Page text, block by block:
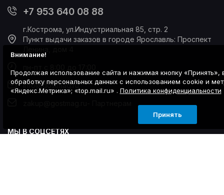
+7 953 640 08 88
г.Кострома, ул.Индустриальная 85, стр. 2
Пункт выдачи заказов в городе Ярославль: Проспект
info@gostmag.ru
МЫ В СОЦСЕТЯХ
Внимание!
Продолжая использование сайта и нажимая кнопку «Принять»,
обработку персональных данных с использованием cookie и
«Яндекс.Метрика»; «top.mail.ru» . Политика конфиденциальности
Принять